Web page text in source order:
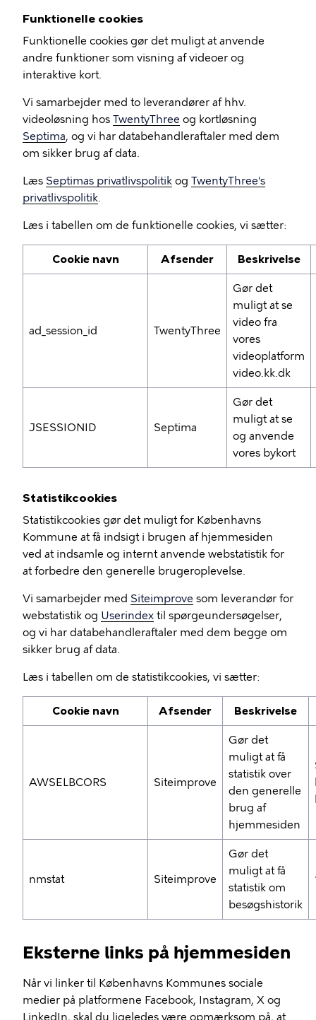
Funktionelle cookies
Funktionelle cookies gør det muligt at anvende
andre funktioner som visning af videoer og
interaktive kort.
Vi samarbejder med to leverandører af hhv.
videoløsning hos TwentyThree og kortløsning
Septima, og vi har databehandleraftaler med dem
om sikker brug af data.
Læs Septimas privatlivspolitik og TwentyThree's
privatlivspolitik.
Læs i tabellen om de funktionelle cookies, vi sætter:
Cookie navn Afsender Beskrivelse
ad_session_id TwentyThree
Gør det
muligt at se
video fra
vores
videoplatform
video.kk.dk
JSESSIONID Septima
Gør det
muligt at se
og anvende
vores bykort
Statistikcookies
Statistikcookies gør det muligt for Københavns
Kommune at få indsigt i brugen af hjemmesiden
ved at indsamle og internt anvende webstatistik for
at forbedre den generelle brugeroplevelse.
Vi samarbejder med Siteimprove som leverandør for
webstatistik og Userindex til spørgeundersøgelser,
og vi har databehandleraftaler med dem begge om
sikker brug af data.
Læs i tabellen om de statistikcookies, vi sætter:
Cookie navn Afsender Beskrivelse
AWSELBCORS Siteimprove
Gør det
muligt at få
statistik over
den generelle
brug af
hjemmesiden
nmstat Siteimprove
Gør det
muligt at få
statistik om
besøgshistorik
Eksterne links på hjemmesiden
Når vi linker til Københavns Kommunes sociale
medier på platformene Facebook, Instagram, X og
LinkedIn, skal du ligeledes være opmærksom på, at